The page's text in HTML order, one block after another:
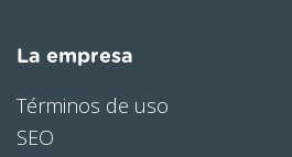
La empresa
Términos de uso
SEO